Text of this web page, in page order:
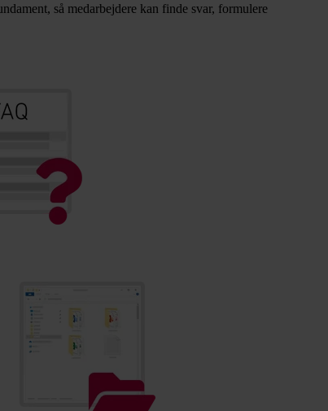
så medarbejdere kan finde svar, formulere